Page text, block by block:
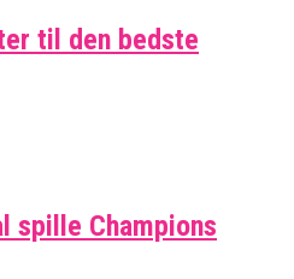
til den bedste
spille Champions